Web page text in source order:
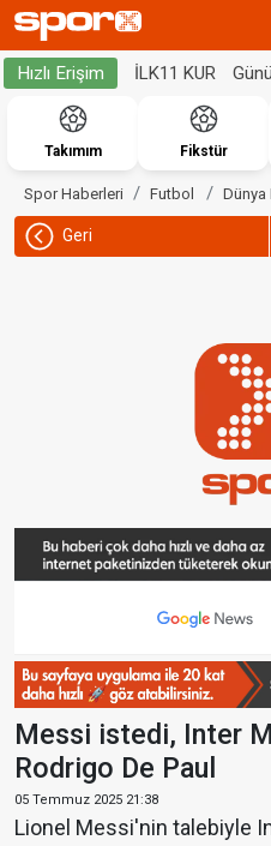
Hızlı Erişim İLK11 KUR
Takımım Fikstür
Spor Haberleri Futbol Dünya
Geri
Messi istedi, Inter
Rodrigo De Paul
05 Temmuz 2025 21:38
Lionel Messi'nin talebiyle